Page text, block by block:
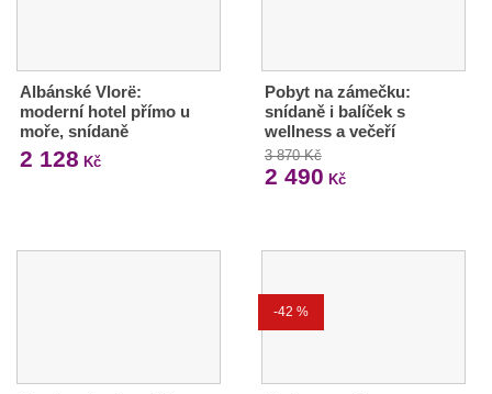
Albánské Vlorë:
moderní hotel přímo u
moře, snídaně
2 128 Kč
Pobyt na zámečku:
snídaně i balíček s
wellness a večeří
3 870 Kč
2 490 Kč
-42 %